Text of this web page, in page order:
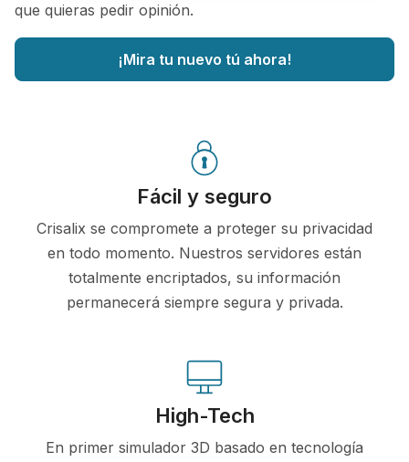
que quieras pedir opinión.
¡Mira tu nuevo tú ahora!
Fácil y seguro
Crisalix se compromete a proteger su privacidad
en todo momento. Nuestros servidores están
totalmente encriptados, su información
permanecerá siempre segura y privada.
High-Tech
En primer simulador 3D basado en tecnología